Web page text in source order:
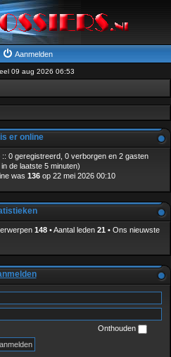
Aanmelden
09 aug 2026 06:53
er online
0 geregistreerd, 0 verborgen en 2 gasten
de laatste 5 minuten)
was 136 op 22 mei 2026 00:10
148 • Aantal leden 21 • Ons nieuwste
Onthouden